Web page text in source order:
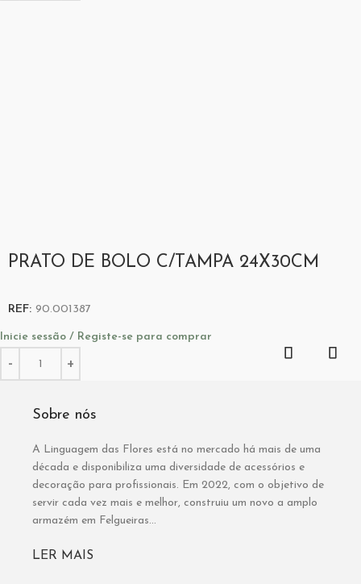
PRATO DE BOLO C/TAMPA 24X30CM
REF: 90.001387
Inicie sessão / Registe-se para comprar
Sobre nós
A Linguagem das Flores está no mercado há mais de uma
década e disponibiliza uma diversidade de acessórios e
decoração para profissionais. Em 2022, com o objetivo de
servir cada vez mais e melhor, construiu um novo a amplo
armazém em Felgueiras...
LER MAIS